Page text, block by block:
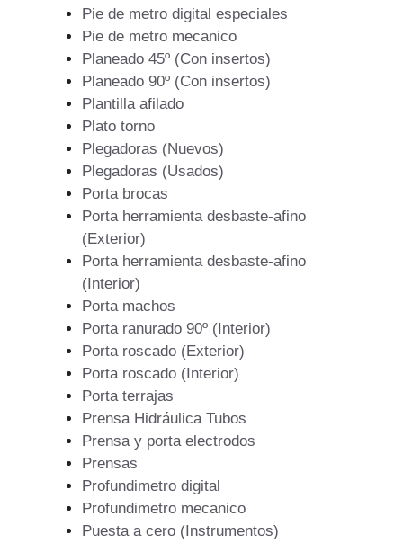
Pie de metro digital especiales
Pie de metro mecanico
Planeado 45º (Con insertos)
Planeado 90º (Con insertos)
Plantilla afilado
Plato torno
Plegadoras (Nuevos)
Plegadoras (Usados)
Porta brocas
Porta herramienta desbaste-afino
(Exterior)
Porta herramienta desbaste-afino
(Interior)
Porta machos
Porta ranurado 90º (Interior)
Porta roscado (Exterior)
Porta roscado (Interior)
Porta terrajas
Prensa Hidráulica Tubos
Prensa y porta electrodos
Prensas
Profundimetro digital
Profundimetro mecanico
Puesta a cero (Instrumentos)